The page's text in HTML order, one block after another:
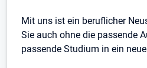
Mit uns ist ein beruflicher
Sie auch ohne die passende
passende Studium in ein